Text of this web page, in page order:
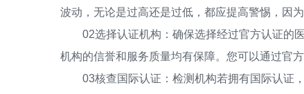
波动，无论是过高还是过低，都应提高警惕，因
02选择认证机构：确保选择经过官方认证的医
机构的信誉和服务质量均有保障。您可以通过官方
03核查国际认证：检测机构若拥有国际认证，